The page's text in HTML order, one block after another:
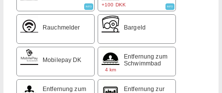
INFO +100 DKK INFO
Rauchmelder Bargeld
Mobilepay DK
4 km
Entfernung zum
Schwimmbad
Entfernung zum
Entfernung zur